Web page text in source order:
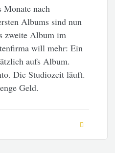
Monate nach
Albums sind nun
zweite Album im
will mehr: Ein
aufs Album.
Die Studiozeit läuft.
Geld.